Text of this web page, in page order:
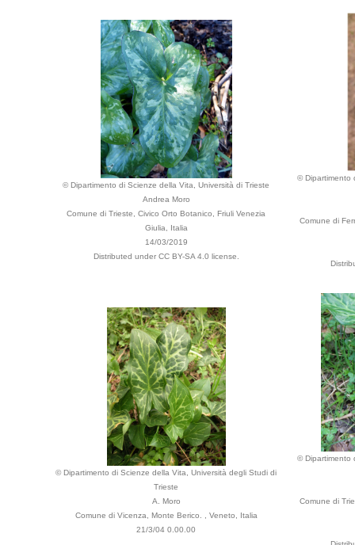
© Dipartimento di Scienze della Vita, Università di Trieste
Andrea Moro
Comune di Trieste, Civico Orto Botanico, Friuli Venezia
Giulia, Italia
14/03/2019
Distributed under CC BY-SA 4.0 license.
© Dipartimento
Comune di
© Dipartimento di Scienze della Vita, Università degli Studi di
Trieste
A. Moro
Comune di Vicenza, Monte Berico. , Veneto, Italia
21/3/04 0.00.00
© Dipartimento
Comune di